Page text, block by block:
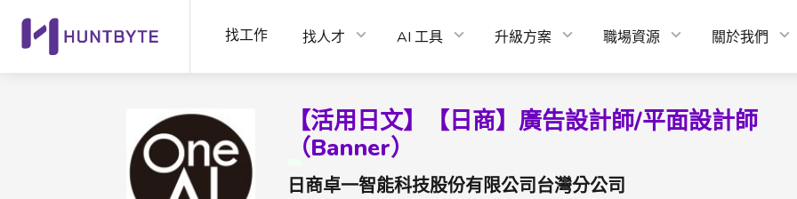
找工作 找人才 AI 工具 升級方案 職場資源 關於我們
【活用日文】【日商】廣告設計師/平面設計師
（Banner）
日商卓一智能科技股份有限公司台灣分公司